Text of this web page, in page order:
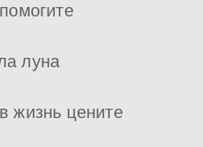
луна
жизнь цените